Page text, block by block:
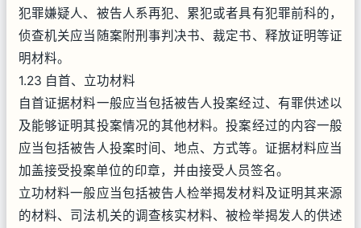
犯罪嫌疑人、被告人系再犯、累犯或者具有犯罪前科的，
侦查机关应当随案附刑事判决书、裁定书、释放证明等证
明材料。
1.23 自首、立功材料
自首证据材料一般应当包括被告人投案经过、有罪供述以
及能够证明其投案情况的其他材料。投案经过的内容一般
应当包括被告人投案时间、地点、方式等。证据材料应当
加盖接受投案单位的印章，并由接受人员签名。
立功材料一般应当包括被告人检举揭发材料及证明其来源
的材料、司法机关的调查核实材料、被检举揭发人的供述